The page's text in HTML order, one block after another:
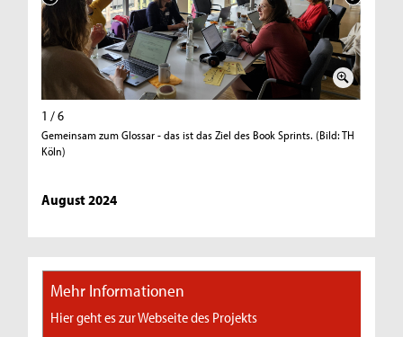
1 / 6
Gemeinsam zum Glossar - das ist das Ziel des Book Sprints. (Bild: TH
Köln)
August 2024
Mehr Informationen
Hier geht es zur Webseite des Projekts